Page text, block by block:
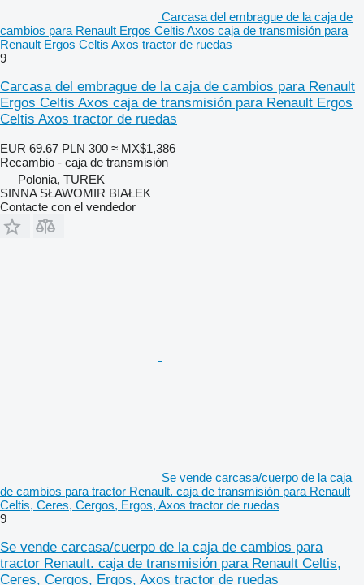
Carcasa del embrague de la caja de
cambios para Renault Ergos Celtis Axos caja de transmisión para
Renault Ergos Celtis Axos tractor de ruedas
9
Carcasa del embrague de la caja de cambios para Renault
Ergos Celtis Axos caja de transmisión para Renault Ergos
Celtis Axos tractor de ruedas
EUR 69.67 PLN 300 ≈ MX$1,386
Recambio - caja de transmisión
Polonia, TUREK
SINNA SŁAWOMIR BIAŁEK
Contacte con el vendedor
Se vende carcasa/cuerpo de la caja
de cambios para tractor Renault. caja de transmisión para Renault
Celtis, Ceres, Cergos, Ergos, Axos tractor de ruedas
9
Se vende carcasa/cuerpo de la caja de cambios para
tractor Renault. caja de transmisión para Renault Celtis,
Ceres, Cergos, Ergos, Axos tractor de ruedas